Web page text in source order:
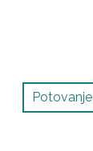
Potovanje